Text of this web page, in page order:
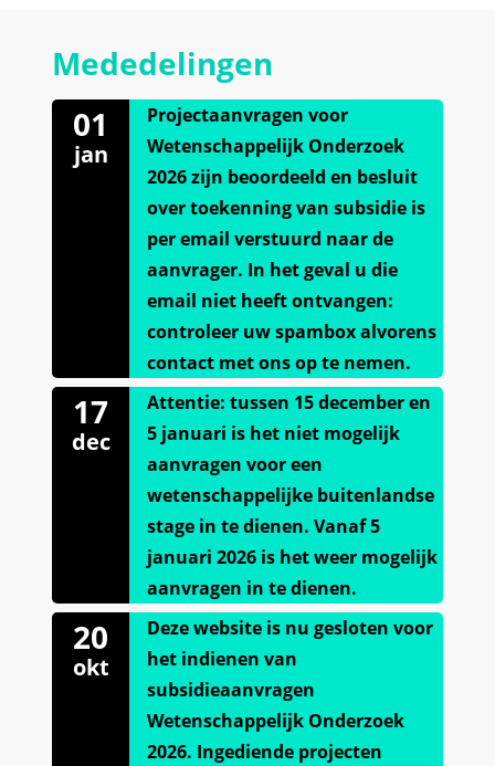
Mededelingen
01
jan
Projectaanvragen voor
Wetenschappelijk Onderzoek
2026 zijn beoordeeld en besluit
over toekenning van subsidie is
per email verstuurd naar de
aanvrager. In het geval u die
email niet heeft ontvangen:
controleer uw spambox alvorens
contact met ons op te nemen.
17
dec
Attentie: tussen 15 december en
5 januari is het niet mogelijk
aanvragen voor een
wetenschappelijke buitenlandse
stage in te dienen. Vanaf 5
januari 2026 is het weer mogelijk
aanvragen in te dienen.
20
okt
Deze website is nu gesloten voor
het indienen van
subsidieaanvragen
Wetenschappelijk Onderzoek
2026. Ingediende projecten